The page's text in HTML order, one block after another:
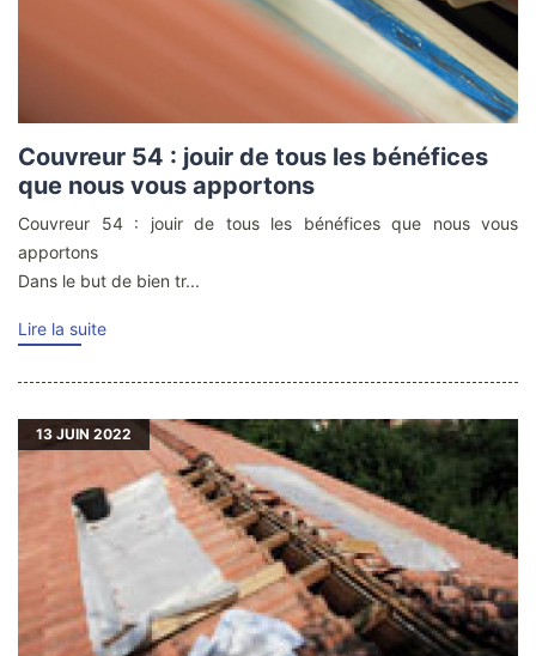
Couvreur 54 : jouir de tous les bénéfices
que nous vous apportons
Couvreur 54 : jouir de tous les bénéfices que nous vous
apportons
Dans le but de bien tr...
Lire la suite
13 JUIN 2022